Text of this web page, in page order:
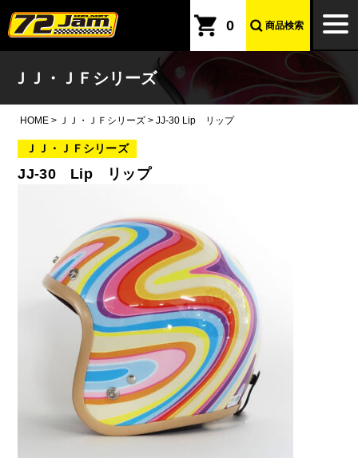
本文へ
0 商品検索
ＪＪ・ＪＦシリーズ
HOME > ＪＪ・ＪＦシリーズ > JJ-30 Lip リップ
ＪＪ・ＪＦシリーズ
JJ-30 Lip リップ